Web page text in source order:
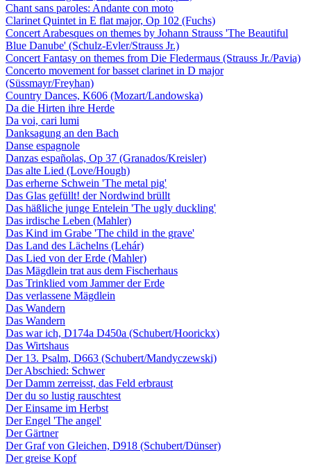
Chant sans paroles: Andante con moto
Clarinet Quintet in E flat major, Op 102 (Fuchs)
Concert Arabesques on themes by Johann Strauss 'The Beautiful
Blue Danube' (Schulz-Evler/Strauss Jr.)
Concert Fantasy on themes from Die Fledermaus (Strauss Jr./Pavia)
Concerto movement for basset clarinet in D major
(Süssmayr/Freyhan)
Country Dances, K606 (Mozart/Landowska)
Da die Hirten ihre Herde
Da voi, cari lumi
Danksagung an den Bach
Danse espagnole
Danzas españolas, Op 37 (Granados/Kreisler)
Das alte Lied (Love/Hough)
Das erherne Schwein 'The metal pig'
Das Glas gefüllt! der Nordwind brüllt
Das häßliche junge Entelein 'The ugly duckling'
Das irdische Leben (Mahler)
Das Kind im Grabe 'The child in the grave'
Das Land des Lächelns (Lehár)
Das Lied von der Erde (Mahler)
Das Mägdlein trat aus dem Fischerhaus
Das Trinklied vom Jammer der Erde
Das verlassene Mägdlein
Das Wandern
Das Wandern
Das war ich, D174a D450a (Schubert/Hoorickx)
Das Wirtshaus
Der 13. Psalm, D663 (Schubert/Mandyczewski)
Der Abschied: Schwer
Der Damm zerreisst, das Feld erbraust
Der du so lustig rauschtest
Der Einsame im Herbst
Der Engel 'The angel'
Der Gärtner
Der Graf von Gleichen, D918 (Schubert/Dünser)
Der greise Kopf